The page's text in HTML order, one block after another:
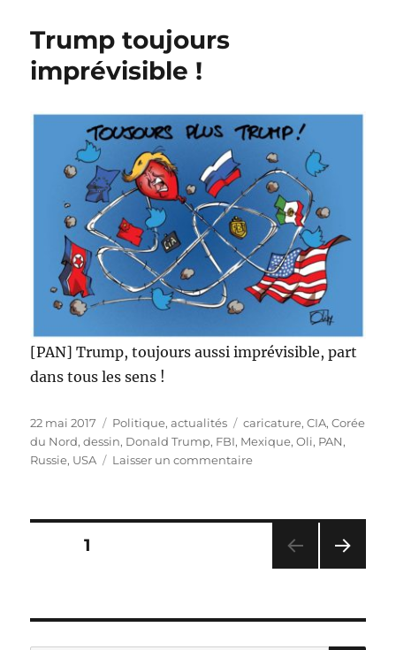
Trump toujours
imprévisible !
[PAN] Trump, toujours aussi imprévisible, part
dans tous les sens !
Publié
le
22 mai 2017 Catégories
Politique, actualités Étiquettes
caricature,CIA,Corée
du Nord,dessin, Donald Trump, FBI, Mexique,Oli, PAN,
Russie, USA Laisser un commentairesur
Pagination
publications
PAGE1
ANT
E